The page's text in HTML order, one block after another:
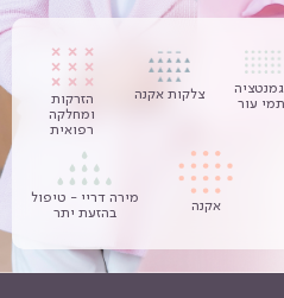
עור
צלקות אקנה
הזרקות
ומחלקה
רפואית
אקנה
מירה דריי - טיפול
בהזעת יתר